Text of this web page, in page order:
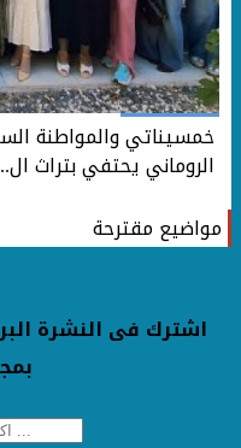
خمسيناتي
الروماني يحتفي
مواضيع مقترحة
اشترك فى النشرة